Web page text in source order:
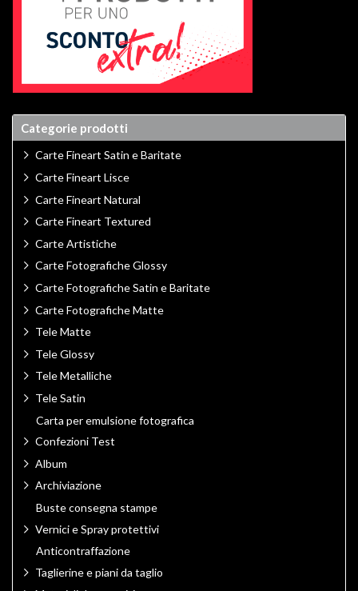
Categorie prodotti
Carte Fineart Satin e Baritate
Carte Fineart Lisce
Carte Fineart Natural
Carte Fineart Textured
Carte Artistiche
Carte Fotografiche Glossy
Carte Fotografiche Satin e Baritate
Carte Fotografiche Matte
Tele Matte
Tele Glossy
Tele Metalliche
Tele Satin
Carta per emulsione fotografica
Confezioni Test
Album
Archiviazione
Buste consegna stampe
Vernici e Spray protettivi
Anticontraffazione
Taglierine e piani da taglio